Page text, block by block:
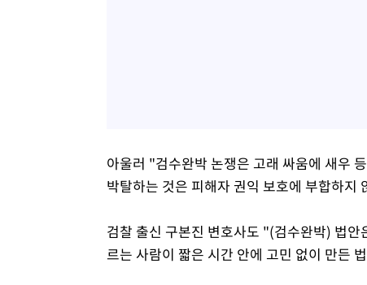
아울러 "검수완박 논쟁은 고래 싸움에 새우
박탈하는 것은 피해자 권익 보호에 부합하지
검찰 출신 구본진 변호사도 "(검수완박) 법
르는 사람이 짧은 시간 안에 고민 없이 만든